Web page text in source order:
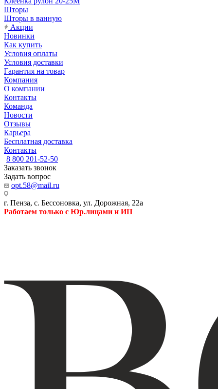
Шторы
Шторы в ванную
Акции
Новинки
Как купить
Условия оплаты
Условия доставки
Гарантия на товар
Компания
О компании
Контакты
Команда
Новости
Отзывы
Карьера
Бесплатная доставка
Контакты
8 800 201-52-50
Заказать звонок
Задать вопрос
opt.58@mail.ru
г. Пенза, с. Бессоновка, ул. Дорожная, 22а
Работаем только с Юр.лицами и ИП